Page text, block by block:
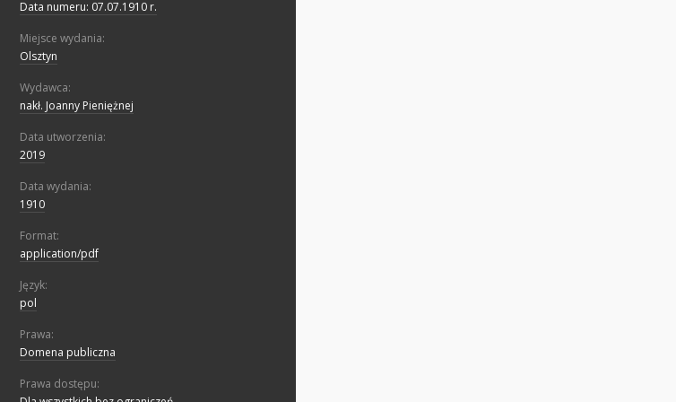
Data numeru: 07.07.1910 r.
Miejsce wydania:
Olsztyn
Wydawca:
nakł. Joanny Pieniężnej
Data utworzenia:
2019
Data wydania:
1910
Format:
application/pdf
Język:
pol
Prawa:
Domena publiczna
Prawa dostępu: